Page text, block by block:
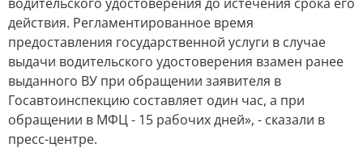
действия. Регламентированное время
предоставления государственной услуги в случае
выдачи водительского удостоверения взамен ранее
выданного ВУ при обращении заявителя в
Госавтоинспекцию составляет один час, а при
обращении в МФЦ - 15 рабочих дней», - сказали в
пресс-центре.